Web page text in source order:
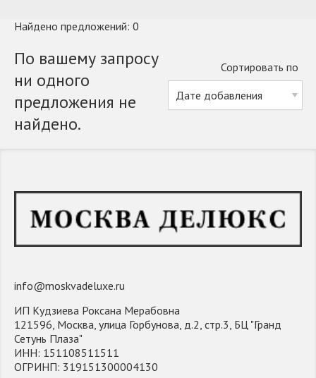
Найдено предложений: 0
Сортировать по
По вашему запросу
ни одного
предложения не
найдено.
info@moskvadeluxe.ru
ИП Кудзиева Роксана Мерабовна
121596, Москва, улица Горбунова, д.2, стр.3, БЦ "Гранд
Сетунь Плаза"
ИНН: 151108511511
ОГРИНП: 319151300004130